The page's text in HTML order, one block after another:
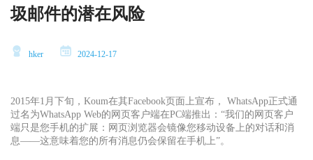
圾邮件的潜在风险
hker 2024-12-17
2015年1月下旬，Koum在其Facebook页面上宣布， WhatsApp正式通
过名为WhatsApp Web的网页客户端在PC端推出：“我们的网页客户
端只是您手机的扩展：网页浏览器会镜像您移动设备上的对话和消
息——这意味着您的所有消息仍会保留在手机上”。